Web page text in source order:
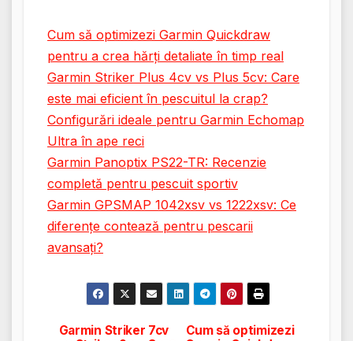
Cum să optimizezi Garmin Quickdraw
pentru a crea hărți detaliate în timp real
Garmin Striker Plus 4cv vs Plus 5cv: Care
este mai eficient în pescuitul la crap?
Configurări ideale pentru Garmin Echomap
Ultra în ape reci
Garmin Panoptix PS22-TR: Recenzie
completă pentru pescuit sportiv
Garmin GPSMAP 1042xsv vs 1222xsv: Ce
diferențe contează pentru pescarii
avansați?
Cum să optimizezi
Garmin Striker 7cv